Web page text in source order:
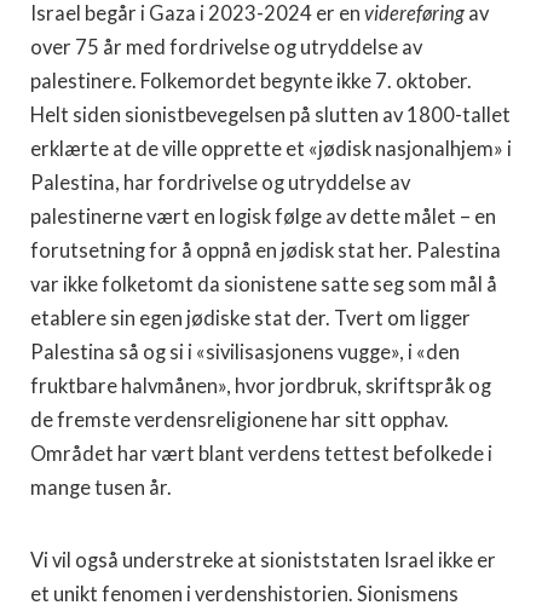
Israel begår i Gaza i 2023-2024 er en videreføring av
over 75 år med fordrivelse og utryddelse av
palestinere. Folkemordet begynte ikke 7. oktober.
Helt siden sionistbevegelsen på slutten av 1800-tallet
erklærte at de ville opprette et «jødisk nasjonalhjem» i
Palestina, har fordrivelse og utryddelse av
palestinerne vært en logisk følge av dette målet – en
forutsetning for å oppnå en jødisk stat her. Palestina
var ikke folketomt da sionistene satte seg som mål å
etablere sin egen jødiske stat der. Tvert om ligger
Palestina så og si i «sivilisasjonens vugge», i «den
fruktbare halvmånen», hvor jordbruk, skriftspråk og
de fremste verdensreligionene har sitt opphav.
Området har vært blant verdens tettest befolkede i
mange tusen år.
Vi vil også understreke at sioniststaten Israel ikke er
et unikt fenomen i verdenshistorien. Sionismens